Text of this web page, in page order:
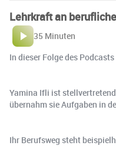
Lehrkraft an
35 Minuten
In dieser Folge des
Yamina Ifli ist
übernahm sie Aufgaben in
Ihr Berufsweg steht